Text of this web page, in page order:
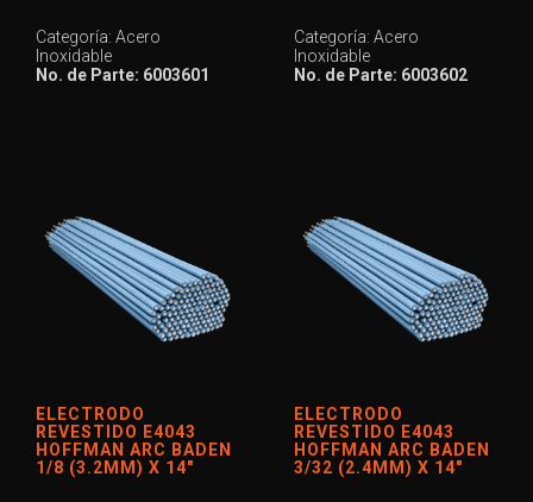
Categoría: Acero
Inoxidable
No. de Parte: 6003601
Categoría: Acero
Inoxidable
No. de Parte: 6003602
ELECTRODO
REVESTIDO E4043
HOFFMAN ARC BADEN
1/8 (3.2MM) X 14″
ELECTRODO
REVESTIDO E4043
HOFFMAN ARC BADEN
3/32 (2.4MM) X 14″